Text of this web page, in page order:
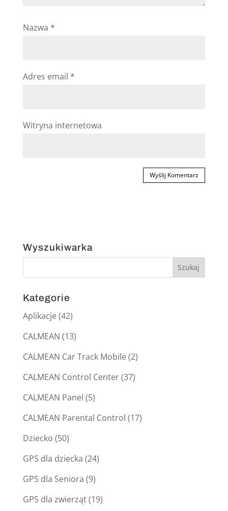
Nazwa *
Adres email *
Witryna internetowa
Wyszukiwarka
Kategorie
Aplikacje(42)
CALMEAN (13)
CALMEAN Car Track Mobile(2)
CALMEAN Control Center(37)
CALMEAN Panel (5)
CALMEAN Parental Control (17)
Dziecko (50)
GPS dla dziecka (24)
GPS dla Seniora (9)
GPS dla zwierząt(19)